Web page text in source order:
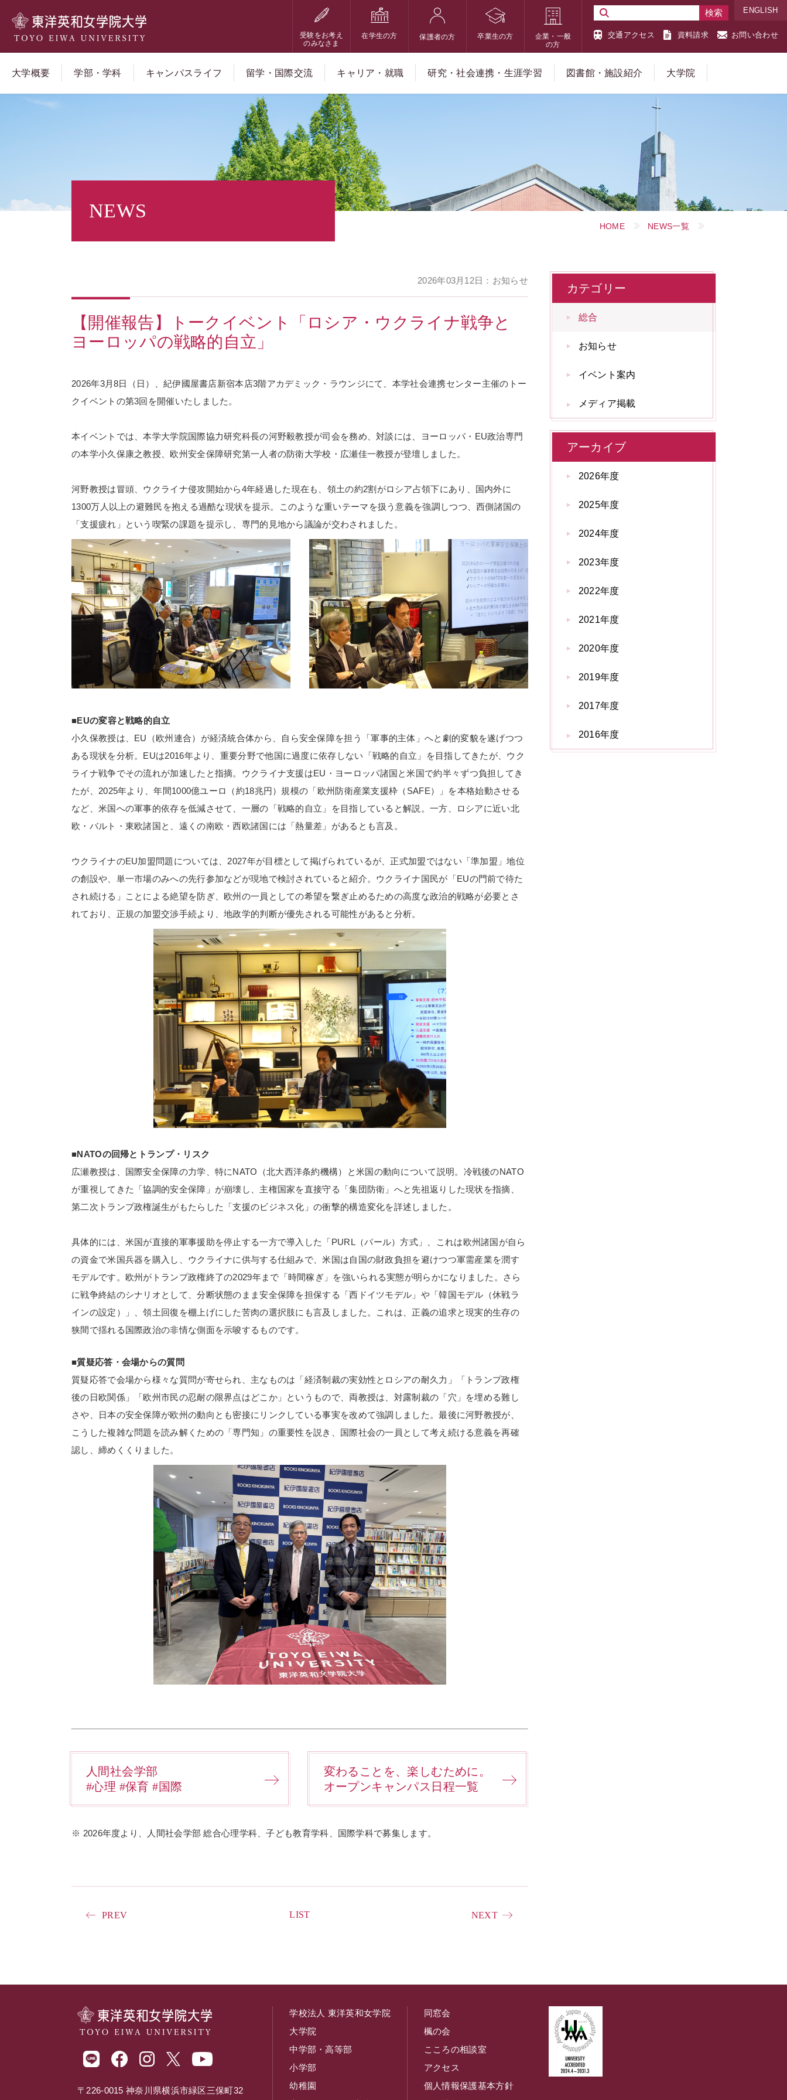
受験をお考え
のみなさま
在学生の方 保護者の方 卒業生の方
企業・一般
の方
交通アクセス 資料請求 お問い合わせ
ENGLISH
大学概要 学部・学科 キャンパスライフ 留学・国際交流 キャリア・就職 研究・社会連携・生涯学習 図書館・施設紹介 大学院
NEWS
HOME NEWS一覧
2026年03月12日：お知らせ
【開催報告】トークイベント「ロシア・ウクライナ戦争と
ヨーロッパの戦略的自立」
2026年3月8日（日）、紀伊國屋書店新宿本店3階アカデミック・ラウンジにて、本学社会連携センター主催のトー
クイベントの第3回を開催いたしました。
本イベントでは、本学大学院国際協力研究科長の河野毅教授が司会を務め、対談には、ヨーロッパ・ EU政治専門
の本学小久保康之教授、欧州安全保障研究第一人者の防衛大学校・広瀬佳一教授が登壇しました。
河野教授は冒頭、ウクライナ侵攻開始から4年経過した現在も、領土の約2割がロシア占領下にあり、国内外に
1300万人以上の避難民を抱える過酷な現状を提示。このような重いテーマを扱う意義を強調しつつ、西側諸国の
「支援疲れ」という喫緊の課題を提示し、専門的見地から議論が交わされました。
■EUの変容と戦略的自立
小久保教授は、 EU
（欧州連合）が経済統合体から、自ら安全保障を担う「軍事的主体」へと劇的変貌を遂げつつ
ある現状を分析。EUは2016年より、重要分野で他国に過度に依存しない「戦略的自立」を目指してきたが、ウク
ライナ戦争でその流れが加速したと指摘。ウクライナ支援はEU ・ヨーロッパ諸国と米国で約半々ずつ負担してき
たが、 2025年より、年間1000億ユーロ（約18兆円）規模の「欧州防衛産業支援枠（SAFE）」を本格始動させる
など、米国への軍事的依存を低減させて、一層の「戦略的自立」を目指していると解説。一方、ロシアに近い北
欧・バルト・東欧諸国と、遠くの南欧・西欧諸国には「熱量差」があるとも言及。
ウクライナのEU加盟問題については、 2027年が目標として掲げられているが、正式加盟ではない「準加盟」地位
の創設や、単一市場のみへの先行参加などが現地で検討されていると紹介。ウクライナ国民が「EUの門前で待た
され続ける」ことによる絶望を防ぎ、欧州の一員としての希望を繋ぎ止めるための高度な政治的戦略が必要とさ
れており、正規の加盟交渉手続より、地政学的判断が優先される可能性があると分析。
■NATOの回帰とトランプ・リスク
広瀬教授は、国際安全保障の力学、特にNATO （北大西洋条約機構）と米国の動向について説明。冷戦後のNATO
が重視してきた「協調的安全保障」が崩壊し、主権国家を直接守る「集団防衛」へと先祖返りした現状を指摘、
第二次トランプ政権誕生がもたらした「支援のビジネス化」の衝撃的構造変化を詳述しました。
具体的には、米国が直接的軍事援助を停止する一方で導入した「PURL（パール）方式」、これは欧州諸国が自ら
の資金で米国兵器を購入し、ウクライナに供与する仕組みで、米国は自国の財政負担を避けつつ軍需産業を潤す
モデルです。欧州がトランプ政権終了の2029年まで「時間稼ぎ」を強いられる実態が明らかになりました。さら
に戦争終結のシナリオとして、分断状態のまま安全保障を担保する「西ドイツモデル」や「韓国モデル（休戦ラ
インの設定）」、領土回復を棚上げにした苦肉の選択肢にも言及しました。これは、正義の追求と現実的生存の
狭間で揺れる国際政治の非情な側面を示唆するものです。
■質疑応答・会場からの質問
質疑応答で会場から様々な質問が寄せられ、主なものは「経済制裁の実効性とロシアの耐久力」「トランプ政権
後の日欧関係」「欧州市民の忍耐の限界点はどこか」というもので、両教授は、対露制裁の「穴」を埋める難し
さや、日本の安全保障が欧州の動向とも密接にリンクしている事実を改めて強調しました。最後に河野教授が、
こうした複雑な問題を読み解くための「専門知」の重要性を説き、国際社会の一員として考え続ける意義を再確
認し、締めくくりました。
人間社会学部
#心理 #保育 #国際
変わることを、楽しむために。
オープンキャンパス日程一覧
※ 2026年度より、人間社会学部 総合心理学科、子ども教育学科、国際学科で募集します。
PREV LIST NEXT
カテゴリー
総合
お知らせ
イベント案内
メディア掲載
アーカイブ
2026年度
2025年度
2024年度
2023年度
2022年度
2021年度
2020年度
2019年度
2017年度
2016年度
〒226-0015 神奈川県横浜市緑区三保町32
学校法人 東洋英和女学院
大学院
中学部・高等部
小学部
幼稚園
同窓会
楓の会
こころの相談室
アクセス
個人情報保護基本方針